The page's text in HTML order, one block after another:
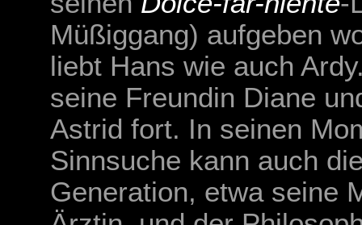
Müßiggang) aufgeben
liebt Hans wie auch
seine Freundin Diane
Astrid fort. In seinen
Sinnsuche kann auch
Generation, etwa seine